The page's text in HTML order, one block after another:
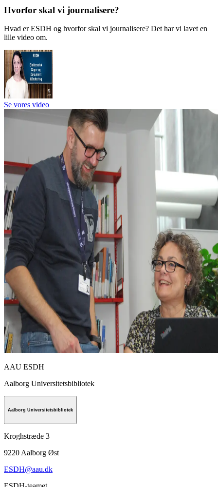
Hvorfor skal vi journalisere?
Hvad er ESDH og hvorfor skal vi journalisere? Det har vi lavet en
lille video om.
Se vores video
AAU ESDH
Aalborg Universitetsbibliotek
Aalborg Universitetsbibliotek
Kroghstræde 3
9220 Aalborg Øst
ESDH@aau.dk